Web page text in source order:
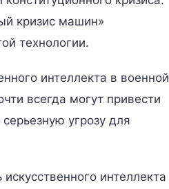
кризис машин»
технологии.
интеллекта в военной
всегда могут привести
угрозу для
интеллекта